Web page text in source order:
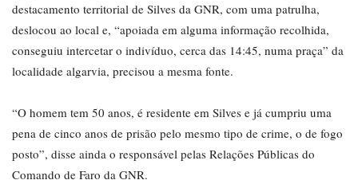
destacamento territorial de Silves da GNR, com uma patrulha,
deslocou ao local e, “apoiada em alguma informação recolhida,
conseguiu intercetar o indivíduo, cerca das 14:45, numa praça” da
localidade algarvia, precisou a mesma fonte.
“O homem tem 50 anos, é residente em Silves e já cumpriu uma
pena de cinco anos de prisão pelo mesmo tipo de crime, o de fogo
posto”, disse ainda o responsável pelas Relações Públicas do
Comando de Faro da GNR.